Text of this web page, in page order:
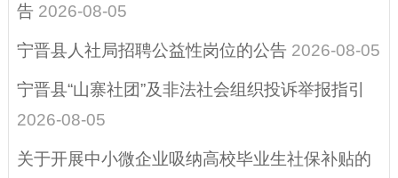
行政执法公示
涉企行政检查公示
告 2026-08-05
宁晋县人社局招聘公益性岗位的公告 2026-08-05
宁晋县“山寨社团”及非法社会组织投诉举报指引
2026-08-05
关于开展中小微企业吸纳高校毕业生社保补贴的